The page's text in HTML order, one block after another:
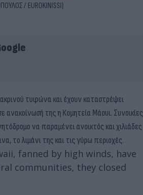
/ EUROKINISSI)
τυφώνα και έχουν καταστρέψει
της η Κομητεία Μάουι. Συνοικίες
να παραμένει ανοικτός και χιλιάδες
το λιμάνι της και τις γύρω περιοχές.
fanned by high winds, have
communities, they closed